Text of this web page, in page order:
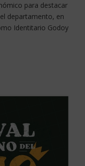
para destacar
departamento, en
Identitario Godoy